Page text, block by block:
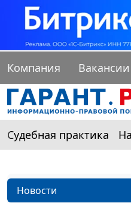
Компания Вакансии
Судебная практика
Новости